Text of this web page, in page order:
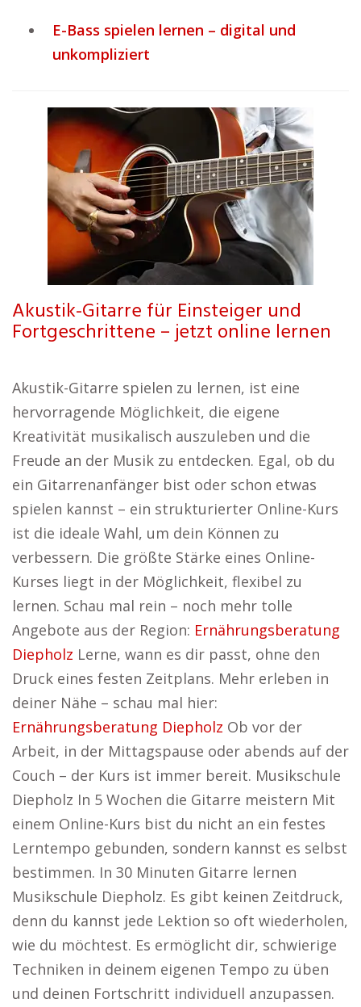
E-Bass spielen lernen – digital und
unkompliziert
Akustik-Gitarre für Einsteiger und
Fortgeschrittene – jetzt online lernen
Akustik-Gitarre spielen zu lernen, ist eine
hervorragende Möglichkeit, die eigene
Kreativität musikalisch auszuleben und die
Freude an der Musik zu entdecken. Egal, ob du
ein Gitarrenanfänger bist oder schon etwas
spielen kannst – ein strukturierter Online-Kurs
ist die ideale Wahl, um dein Können zu
verbessern. Die größte Stärke eines Online-
Kurses liegt in der Möglichkeit, flexibel zu
lernen. Schau mal rein – noch mehr tolle
Angebote aus der Region: Ernährungsberatung
Diepholz Lerne, wann es dir passt, ohne den
Druck eines festen Zeitplans. Mehr erleben in
deiner Nähe – schau mal hier:
Ernährungsberatung Diepholz Ob vor der
Arbeit, in der Mittagspause oder abends auf der
Couch – der Kurs ist immer bereit. Musikschule
Diepholz In 5 Wochen die Gitarre meistern Mit
einem Online-Kurs bist du nicht an ein festes
Lerntempo gebunden, sondern kannst es selbst
bestimmen. In 30 Minuten Gitarre lernen
Musikschule Diepholz. Es gibt keinen Zeitdruck,
denn du kannst jede Lektion so oft wiederholen,
wie du möchtest. Es ermöglicht dir, schwierige
Techniken in deinem eigenen Tempo zu üben
und deinen Fortschritt individuell anzupassen.